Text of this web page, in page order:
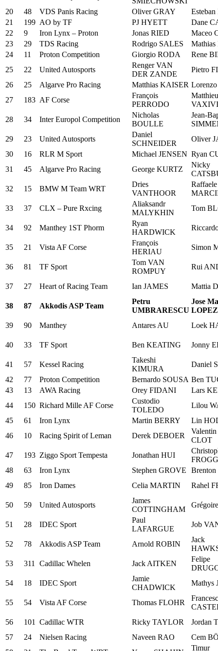
20
48 VDS Panis Racing Oliver GRAY
21
199 AO by TF PJ HYETT
Dane
22
9 Iron Lynx – Proton Jonas RIED
Maceo
23
29 TDS Racing Rodrigo SALES
24
11 Proton Competition Giorgio RODA
Rene
25
22 United Autosports
Renger VAN
DER ZANDE
Pietro
26
25 Algarve Pro Racing Matthias KAISER
27
183 AF Corse
François
PERRODO
Matthieu
28
34 Inter Europol Competition
Nicholas
BOULLE
Jean-
29
23 United Autosports
Daniel
SCHNEIDER
Oliver
30
16 RLR M Sport Michael JENSEN Ryan
31
45 Algarve Pro Racing George KURTZ
Nicky
32
15 BMW M Team WRT
Dries
VANTHOOR
Raffaele
33
37 CLX – Pure Rxcing
Aliaksandr
MALYKHIN
Tom
34 92 Manthey 1ST Phorm
Ryan
HARDWICK
35 21 Vista AF Corse
François
HERIAU
Simon
36 81 TF Sport
Tom VAN
ROMPUY
Rui
37 27 Heart of Racing Team Ian JAMES Mattia
38 87 Akkodis ASP Team
Petru
UMBRARESCU
Jose
LOPEZ
39
90 Manthey Antares AU Loek
40 33 TF Sport Ben KEATING Jonny
41 57 Kessel Racing
Takeshi
KIMURA
Daniel
42
77 Proton Competition Bernardo SOUSA Ben
43
13 AWA Racing Orey FIDANI
Lars
44
150 Richard Mille AF Corse
Custodio
TOLEDO
Lilou
45
61 Iron Lynx Martin BERRY
Lin
46
10 Racing Spirit of Leman Derek DEBOER
CLOT
47
193 Ziggo Sport Tempesta Jonathan HUI
48
63 Iron Lynx Stephen GROVE
49
85 Iron Dames Celia MARTIN Rahel
50 59 United Autosports
James
COTTINGHAM
51 28 IDEC Sport
Paul
LAFARGUE
Job
52 78 Akkodis ASP Team Arnold ROBIN
Jack
53
311 Cadillac Whelen Jack AITKEN
Felipe
54
18 IDEC Sport
Jamie
CHADWICK
Mathys
55 54 Vista AF Corse Thomas FLOHR
56
101 Cadillac WTR Ricky TAYLOR
Jordan
57
24 Nielsen Racing Naveen RAO
Cem
Timur